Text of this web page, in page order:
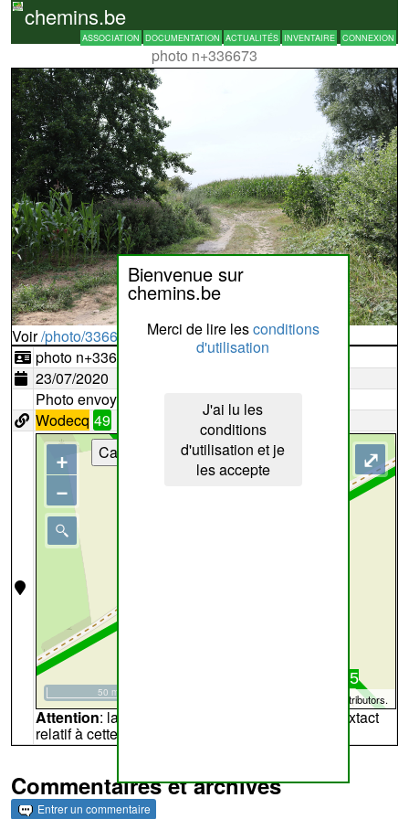
chemins.be
ASSOCIATION DOCUMENTATION ACTUALITÉS INVENTAIRE CONNEXION
photo n+336673
Bienvenue sur
chemins.be
Merci de lire lesconditions
d'utilisation
J'ai lu les
conditions
d'utilisation et je
les accepte
Voir/photo/336673?typ=d
photo n+336673
23/07/2020
Photo envoyée par
jeanronse
Wodecq 49
contributors.
50 m
+
−
⤢
Cartes
Attention: la carte peut ne pas refléter l'endroit extact
relatif à cette archive
Commentaires et archives
Entrer un commentaire